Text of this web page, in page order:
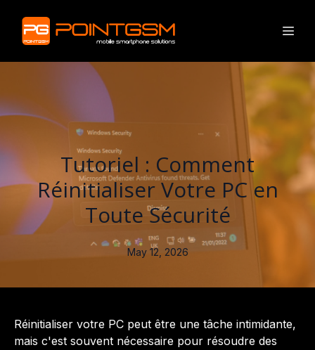
Tutoriel : Comment
Réinitialiser Votre PC en
Toute Sécurité
May 12, 2026
Réinitialiser votre PC peut être une tâche intimidante,
mais c'est souvent nécessaire pour résoudre des